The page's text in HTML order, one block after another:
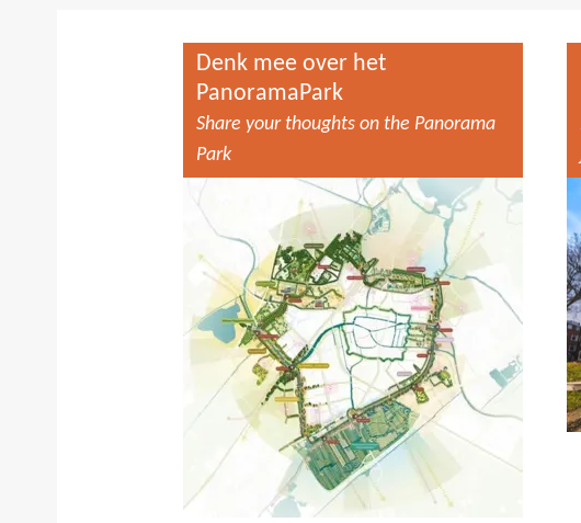
Denk mee over het
PanoramaPark
Share your thoughts on the Panorama
Park